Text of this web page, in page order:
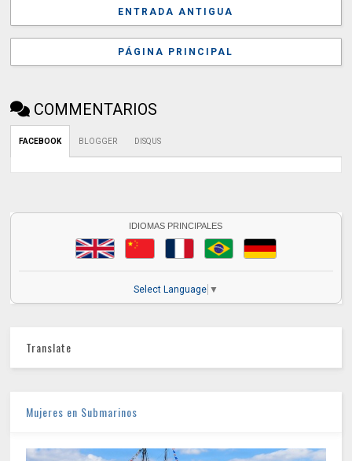
ENTRADA ANTIGUA
PÁGINA PRINCIPAL
COMMENTARIOS
FACEBOOK BLOGGER DISQUS
IDIOMAS PRINCIPALES
Select Language ▼
Translate
Mujeres en Submarinos